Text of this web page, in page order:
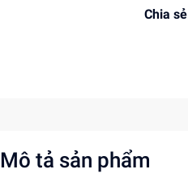
Chia sẻ
Mô tả sản phẩm